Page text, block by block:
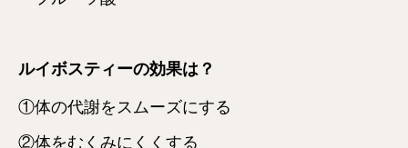
ルイボスティーの効果は？
①体の代謝をスムーズにする
②体をむくみにくくする